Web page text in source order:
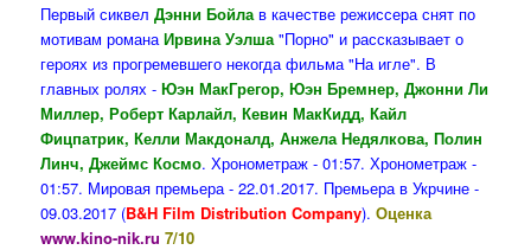
Первый сиквел Дэнни Бойла в качестве режиссера снят по
мотивам романаИрвина Уэлша "Порно" и рассказывает о
героях из прогремевшего некогда фильма "На игле". В
главных ролях - Юэн МакГрегор, Юэн Бремнер, Джонни Ли
Миллер, Роберт Карлайл, Кевин МакКидд, Кайл
Фицпатрик, Келли Макдоналд, Анжела Недялкова, Полин
Линч, Джеймс Космо. Хронометраж - 01:57. Хронометраж -
01:57. Мировая премьера - 22.01.2017. Премьера в Укрчине -
09.03.2017 (B&H Film Distribution Company). Оценка
www.kino-nik.ru 7/10